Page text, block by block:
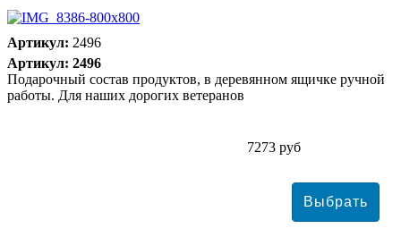
Артикул: 2496
Артикул: 2496
Подарочный состав продуктов, в деревянном ящичке ручной
работы. Для наших дорогих ветеранов
7273 руб